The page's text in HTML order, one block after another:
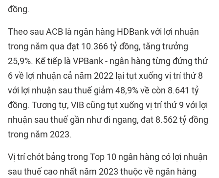
đồng.
Theo sau ACB là ngân hàng HDBank với lợi nhuận
trong năm qua đạt 10.366 tỷ đồng, tăng trưởng
25,9%. Kế tiếp là VPBank - ngân hàng từng đứng thứ
6 về lợi nhuận cả năm 2022 lại tụt xuống vị trí thứ 8
với lợi nhuận sau thuế giảm 48,9% về còn 8.641 tỷ
đồng. Tương tự, VIB cũng tụt xuống vị trí thứ 9 với lợi
nhuận sau thuế gần như đi ngang, đạt 8.562 tỷ đồng
trong năm 2023.
Vị trí chót bảng trong Top 10 ngân hàng có lợi nhuận
sau thuế cao nhất năm 2023 thuộc về ngân hàng